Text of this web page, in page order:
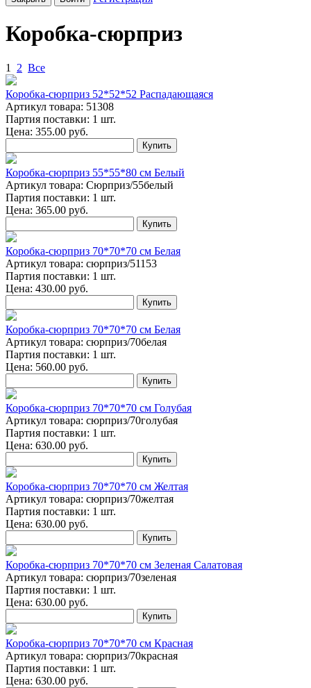
Коробка-сюрприз
1 2 Все
Коробка-сюрприз 52*52*52 Распадающаяся
Артикул товара: 51308
Партия поставки: 1 шт.
Цена: 355.00 руб.
Купить
Коробка-сюрприз 55*55*80 см Белый
Артикул товара: Сюрприз/55белый
Партия поставки: 1 шт.
Цена: 365.00 руб.
Купить
Коробка-сюрприз 70*70*70 см Белая
Артикул товара: сюрприз/51153
Партия поставки: 1 шт.
Цена: 430.00 руб.
Купить
Коробка-сюрприз 70*70*70 см Белая
Артикул товара: сюрприз/70белая
Партия поставки: 1 шт.
Цена: 560.00 руб.
Купить
Коробка-сюрприз 70*70*70 см Голубая
Артикул товара: сюрприз/70голубая
Партия поставки: 1 шт.
Цена: 630.00 руб.
Купить
Коробка-сюрприз 70*70*70 см Желтая
Артикул товара: сюрприз/70желтая
Партия поставки: 1 шт.
Цена: 630.00 руб.
Купить
Коробка-сюрприз 70*70*70 см Зеленая Салатовая
Артикул товара: сюрприз/70зеленая
Партия поставки: 1 шт.
Цена: 630.00 руб.
Купить
Коробка-сюрприз 70*70*70 см Красная
Артикул товара: сюрприз/70красная
Партия поставки: 1 шт.
Цена: 630.00 руб.